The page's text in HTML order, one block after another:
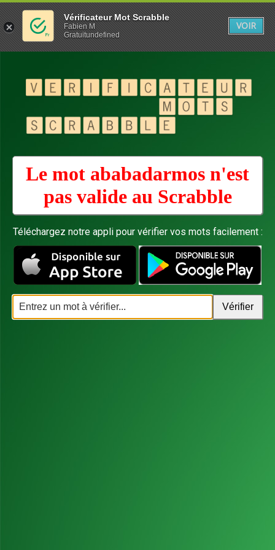
Le mot ababadarmos n'est
pas valide au Scrabble
Téléchargez notre appli pour vérifier vos mots facilement :
Vérificateur Mot Scrabble
Fabien M
Gratuitundefined
VOIR